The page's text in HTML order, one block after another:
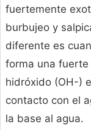
fuertemente
burbujeo y
diferente es
forma una
hidróxido (OH-)
contacto con el
la base al agua.